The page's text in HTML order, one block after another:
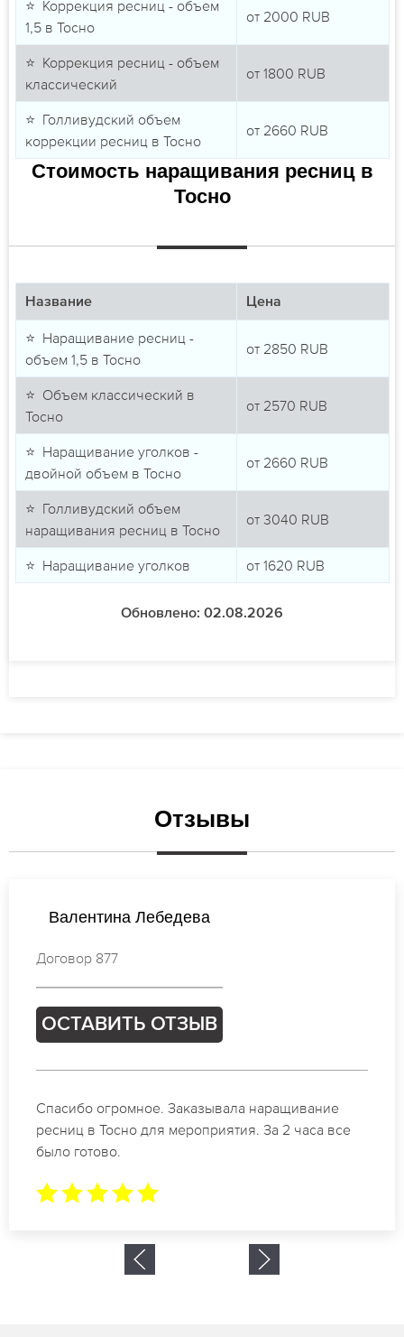
⭐ Коррекция ресниц - объем
1,5 в Тосно
от 2000 RUB
⭐ Коррекция ресниц - объем
классический
от 1800 RUB
⭐ Голливудский объем
коррекции ресниц в Тосно
от 2660 RUB
Стоимость наращивания ресниц в
Тосно
Название Цена
⭐ Наращивание ресниц -
объем 1,5 в Тосно
от 2850 RUB
⭐ Объем классический в
Тосно
от 2570 RUB
⭐ Наращивание уголков -
двойной объем в Тосно
от 2660 RUB
⭐ Голливудский объем
наращивания ресниц в Тосно
от 3040 RUB
⭐ Наращивание уголков от 1620 RUB
Обновлено: 02.08.2026
Отзывы
Екатерина Новикова
Договор 901
ОСТАВИТЬ ОТЗЫВ
Идеальные мастера своего дела по наращиванию
ресниц в Тосно. Великолепный результат. Буду
обращаться еще.